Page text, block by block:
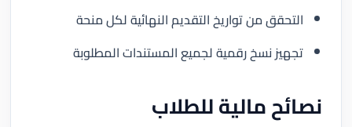
التحقق من تواريخ التقديم النهائية لكل منحة
تجهيز نسخ رقمية لجميع المستندات المطلوبة
نصائح مالية للطلاب